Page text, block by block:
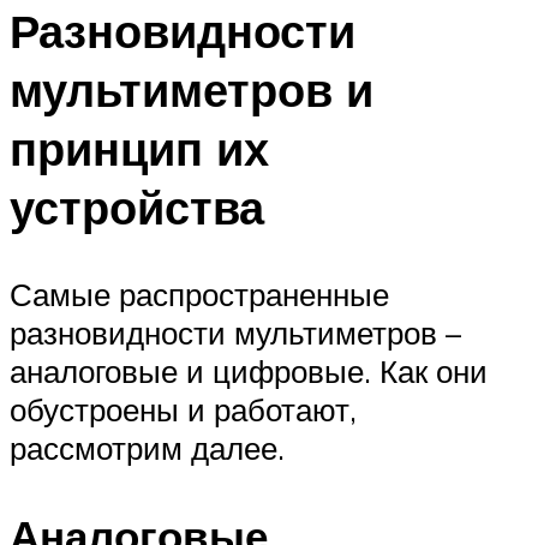
Разновидности
мультиметров и
принцип их
устройства
Самые распространенные
разновидности мультиметров –
аналоговые и цифровые. Как они
обустроены и работают,
рассмотрим далее.